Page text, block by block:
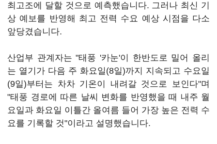
최고조에 달할 것으로 예측했습니다. 그러나 최신 기
상 예보를 반영해 최고 전력 수요 예상 시점을 다소
앞당겼습니다.
산업부 관계자는 "태풍 '카눈'이 한반도로 밀어 올리
는 열기가 다음 주 화요일(8일)까지 지속되고 수요일
(9일)부터는 차차 기온이 내려갈 것으로 보인다"며
"태풍 경로에 따른 날씨 변화를 반영했을 때 내주 월
요일과 화요일 이틀간 올여름 들어 가장 높은 전력 수
요를 기록할 것"이라고 설명했습니다.